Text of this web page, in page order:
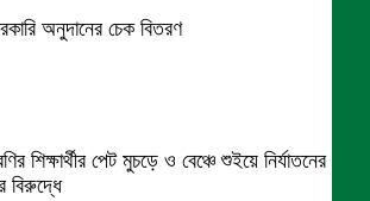
অনুদানের চেক বিতরণ
শিক্ষার্থীর পেট মুচড়ে ও বেঞ্চে শুইয়ে নির্যাতনের
বিরুদ্ধে